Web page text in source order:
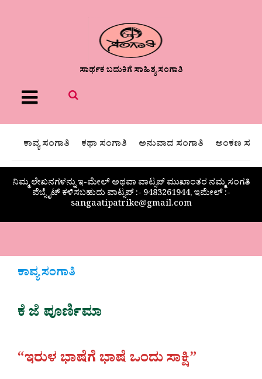
ಸಾರ್ಥಕ ಬದುಕಿಗೆ ಸಾಹಿತ್ಯ ಸಂಗಾತಿ
Menu
ಕಾವ್ಯ ಸಂಗಾತಿ ಕಥಾ ಸಂಗಾತಿ ಅನುವಾದ ಸಂಗಾತಿ ಅಂಕಣ
ನಿಮ್ಮ ಲೇಖನಗಳನ್ನು ಇ-ಮೇಲ್ ಅಥವಾ ವಾಟ್ಸಪ್ ಮುಖಾಂತರ ನಮ್ಮ ಸಂಗತಿ
ವೆಬ್ಸೈಟ್ ಕಳಿಸಬಹುದು ವಾಟ್ಸಪ್‌ :- 9483261944, ಇಮೇಲ್ :-
sangaatipatrike@gmail.com
ಕಾವ್ಯ ಸಂಗಾತಿ
ಕೆ ಜೆ ಪೂರ್ಣಿಮಾ
“ಇರುಳ ಭಾಷೆಗೆ ಭಾಷೆ ಒಂದು ಸಾಕ್ಷಿ”